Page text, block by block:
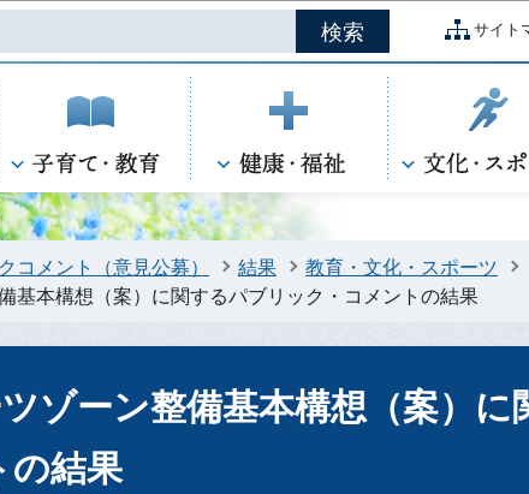
このページの本文へ移動
サイト
コメント（意見公募） 結果
教育・文化・スポーツ
基本構想（案）に関するパブリック・コメントの結果
ゾーン整備基本構想（案）に
の結果